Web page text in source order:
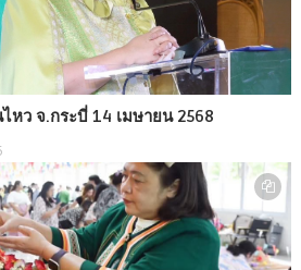
ว จ.กระบี่ 14 เมษายน 2568